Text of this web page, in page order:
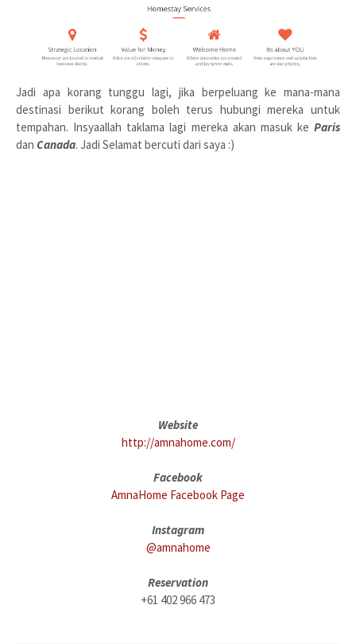
Jadi apa korang tunggu lagi, jika berpeluang ke mana-mana
destinasi berikut korang boleh terus hubungi mereka untuk
tempahan. Insyaallah taklama lagi mereka akan masuk ke Paris
dan Canada. Jadi Selamat bercuti dari saya :)
Website
http://amnahome.com/
Facebook
AmnaHome Facebook Page
Instagram
@amnahome
Reservation
+61 402 966 473